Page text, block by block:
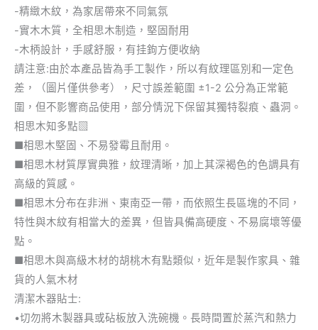
-精緻木紋，為家居帶來不同氣氛
-實木木質，全相思木制造，堅固耐用
-木柄設計，手感舒服，有挂鉤方便收納
請注意:由於本產品皆為手工製作，所以有紋理區別和一定色
差，（圖片僅供參考），尺寸誤差範圍 ±1-2 公分為正常範
圍，但不影響商品使用，部分情況下保留其獨特裂痕、蟲洞。
相思木知多點▧
■相思木堅固、不易發霉且耐用。
■相思木材質厚實典雅，紋理清晰，加上其深褐色的色調具有
高級的質感。
■相思木分布在非洲、東南亞一帶，而依照生長區塊的不同，
特性與木紋有相當大的差異，但皆具備高硬度、不易腐壞等優
點。
■相思木與高級木材的胡桃木有點類似，近年是製作家具、雜
貨的人氣木材
清潔木器貼士:
•切勿將木製器具或砧板放入洗碗機。長時間置於蒸汽和熱力